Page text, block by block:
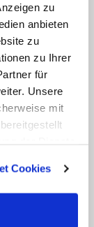
zu
anbieten
zu
zu Ihrer
für
Unsere
mit
Cookies
eine
Am
Autor
gedankt,
führen,
folgt